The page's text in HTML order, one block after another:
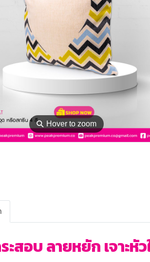
⚲ Hover to zoom
สอบ ลายหยัก เจาะหั